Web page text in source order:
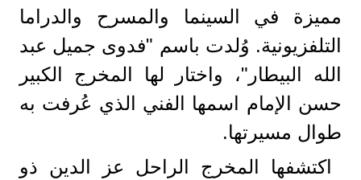
مميزة في السينما والمسرح والدراما
التلفزيونية. وُلدت باسم "فدوى جميل عبد
الله البيطار"، واختار لها المخرج الكبير
حسن الإمام اسمها الفني الذي عُرفت به
طوال مسيرتها.
اكتشفها المخرج الراحل عز الدين ذو